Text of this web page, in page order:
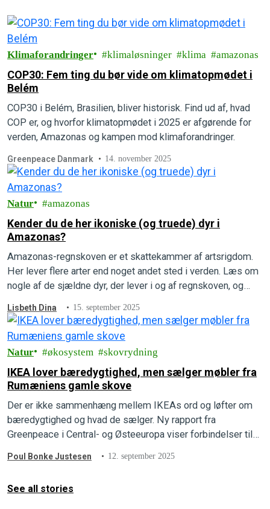
Klimaforandringer klimaløsninger klima amazonas
COP30: Fem ting du bør vide om klimatopmødet i
Belém
COP30 i Belém, Brasilien, bliver historisk. Find ud af, hvad
COP er, og hvorfor klimatopmødet i 2025 er afgørende for
verden, Amazonas og kampen mod klimaforandringer.
Greenpeace Danmark 14. november 2025
Natur amazonas
Kender du de her ikoniske (og truede) dyr i
Amazonas?
Amazonas-regnskoven er et skattekammer af artsrigdom.
Her lever flere arter end noget andet sted i verden. Læs om
nogle af de sjældne dyr, der lever i og af regnskoven, og…
Lisbeth Dina 15. september 2025
Natur økosystem skovrydning
IKEA lover bæredygtighed, men sælger møbler fra
Rumæniens gamle skove
Der er ikke sammenhæng mellem IKEAs ord og løfter om
bæredygtighed og hvad de sælger. Ny rapport fra
Greenpeace i Central- og Østeeuropa viser forbindelser til
Poul Bonke Justesen 12. september 2025
See all stories